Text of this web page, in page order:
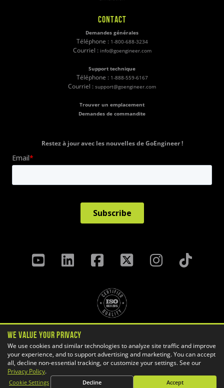
CONTACT
Demandes générales
Téléphone : 1-800-688-3234
Courriel : info@goengineer.com
Support technique
Téléphone : 1-888-559-6167
Courriel : support@goengineer.com
Trouver un emplacement
Demandes de commandite
Restez à jour avec les nouvelles de GoEngineer !
Politique de confidentialité
Préférences des témoins
We Value Your Privacy
We use cookies and similar technologies to analyze site traffic and improve
your experience, and to support advertising and marketing. You can accept
all, decline non-essential tracking, or customize your settings. See our
Privacy Policy.
Cookie Settings Decline Accept